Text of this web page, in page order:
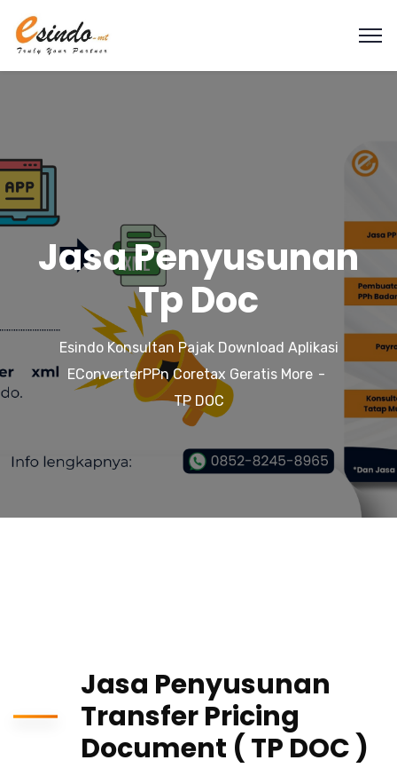
Jasa Penyusunan
Tp Doc
Esindo Konsultan Pajak Download Aplikasi
EConverterPPn Coretax Geratis More
TP DOC
Jasa Penyusunan
Transfer Pricing
Document ( TP DOC )